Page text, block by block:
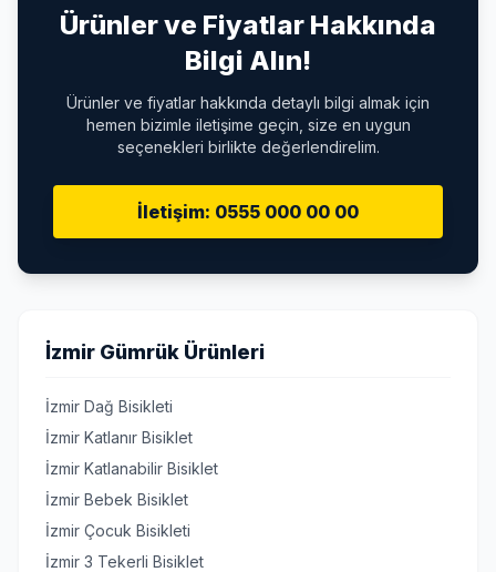
Ürünler ve Fiyatlar Hakkında
Bilgi Alın!
Ürünler ve fiyatlar hakkında detaylı bilgi almak için
hemen bizimle iletişime geçin, size en uygun
seçenekleri birlikte değerlendirelim.
İletişim: 0555 000 00 00
İzmir Gümrük Ürünleri
İzmir Dağ Bisikleti
İzmir Katlanır Bisiklet
İzmir Katlanabilir Bisiklet
İzmir Bebek Bisiklet
İzmir Çocuk Bisikleti
İzmir 3 Tekerli Bisiklet